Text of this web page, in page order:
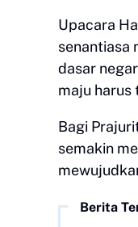
Upacara
senantiasa
dasar
maju harus
Bagi
semakin
Berita